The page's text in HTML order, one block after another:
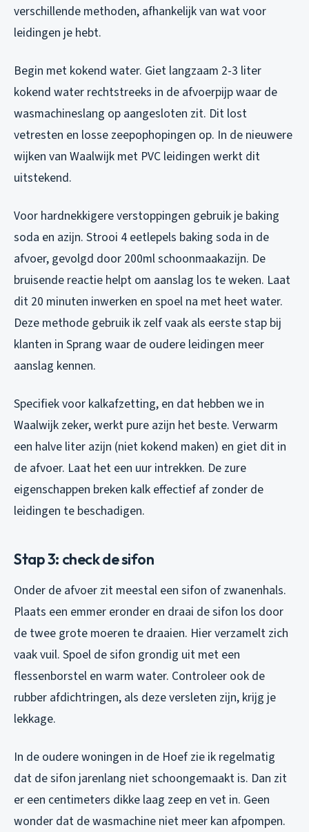
verschillende methoden, afhankelijk van wat voor
leidingen je hebt.
Begin met kokend water. Giet langzaam 2-3 liter
kokend water rechtstreeks in de afvoerpijp waar de
wasmachineslang op aangesloten zit. Dit lost
vetresten en losse zeepophopingen op. In de nieuwere
wijken van Waalwijk met PVC leidingen werkt dit
uitstekend.
Voor hardnekkigere verstoppingen gebruik je baking
soda en azijn. Strooi 4 eetlepels baking soda in de
afvoer, gevolgd door 200ml schoonmaakazijn. De
bruisende reactie helpt om aanslag los te weken. Laat
dit 20 minuten inwerken en spoel na met heet water.
Deze methode gebruik ik zelf vaak als eerste stap bij
klanten in Sprang waar de oudere leidingen meer
aanslag kennen.
Specifiek voor kalkafzetting, en dat hebben we in
Waalwijk zeker, werkt pure azijn het beste. Verwarm
een halve liter azijn (niet kokend maken) en giet dit in
de afvoer. Laat het een uur intrekken. De zure
eigenschappen breken kalk effectief af zonder de
leidingen te beschadigen.
Stap 3: check de sifon
Onder de afvoer zit meestal een sifon of zwanenhals.
Plaats een emmer eronder en draai de sifon los door
de twee grote moeren te draaien. Hier verzamelt zich
vaak vuil. Spoel de sifon grondig uit met een
flessenborstel en warm water. Controleer ook de
rubber afdichtringen, als deze versleten zijn, krijg je
lekkage.
In de oudere woningen in de Hoef zie ik regelmatig
dat de sifon jarenlang niet schoongemaakt is. Dan zit
er een centimeters dikke laag zeep en vet in. Geen
wonder dat de wasmachine niet meer kan afpompen.